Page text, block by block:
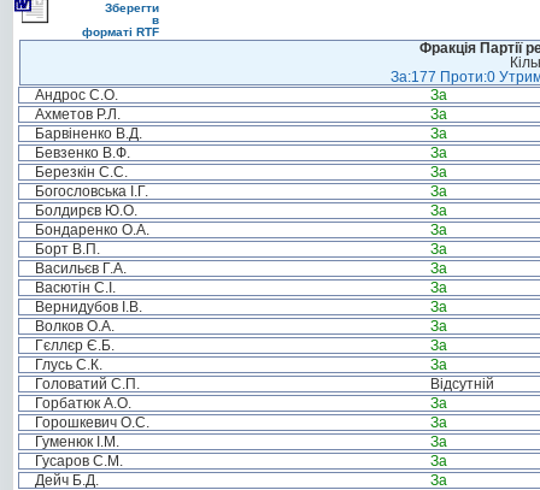
Зберегти
в
форматі RTF
Фракція Партії
За:177 Проти:0
Андрос С.О.
За
Ахметов Р.Л.
За
Барвіненко В.Д.
За
Бевзенко В.Ф.
За
Березкін С.С.
За
Богословська І.Г.
За
Болдирєв Ю.О.
За
Бондаренко О.А.
За
Борт В.П.
За
Васильєв Г.А.
За
Васютін С.І.
За
Вернидубов І.В.
За
Волков О.А.
За
Гєллєр Є.Б.
За
Глусь С.К.
За
Головатий С.П.
Відсутній
Горбатюк А.О.
За
Горошкевич О.С.
За
Гуменюк І.М.
За
Гусаров С.М.
За
Дейч Б.Д.
За